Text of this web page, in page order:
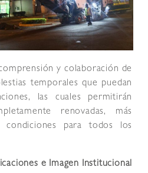
y colaboración de
temporales que puedan
las cuales permitirán
renovadas, más
para todos los
e Imagen Institucional